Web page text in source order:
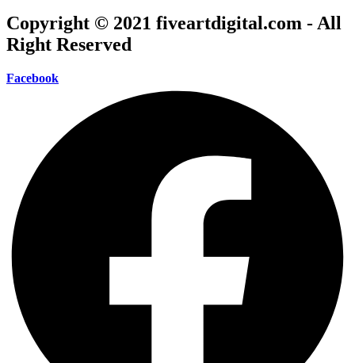
Copyright © 2021 fiveartdigital.com - All
Right Reserved
Facebook